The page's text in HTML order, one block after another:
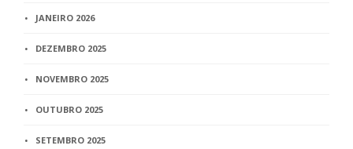
JANEIRO 2026
DEZEMBRO 2025
NOVEMBRO 2025
OUTUBRO 2025
SETEMBRO 2025